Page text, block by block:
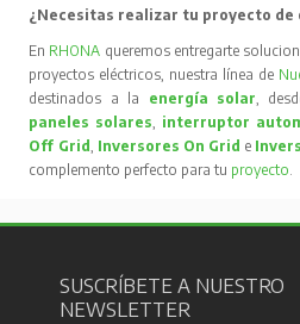
¿Necesitas realizar tu proyecto de
En RHONA queremos entregarte
proyectos eléctricos, nuestra línea de
destinados a la energía solar ,
paneles solares
interruptor
Off Grid Inversores On Grid e
complemento perfecto para tu proyecto
SUSCRÍBETE A NUESTRO
NEWSLETTER